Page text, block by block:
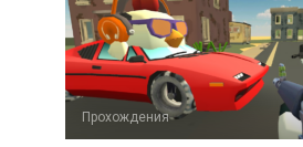
Прохождения